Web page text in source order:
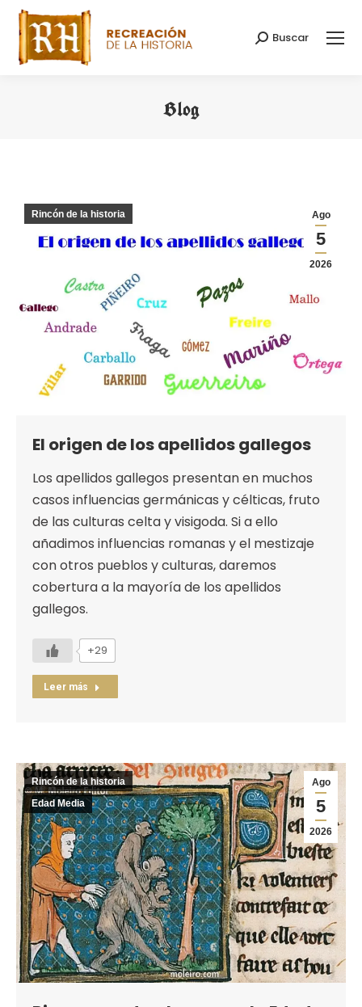
Buscar:
Buscar
Blog
Ago
5
2026
Rincón de la historia
El origen de los apellidos gallegos
Los apellidos gallegos presentan en muchos
casos influencias germánicas y célticas, fruto
de las culturas celta y visigoda. Si a ello
añadimos influencias romanas y el mestizaje
con otros pueblos y culturas, daremos
cobertura a la mayoría de los apellidos
gallegos.
+29
Leer más
Ago
5
2026
Rincón de la historia
Edad Media